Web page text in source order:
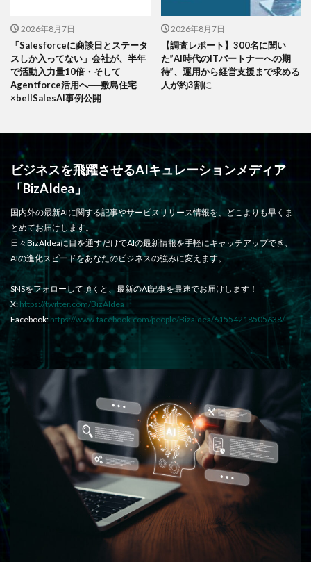
2026年8月7日
「Salesforceに商談日とステータ
スしか入ってない」会社が、半年
で活動入力量10倍・そして
Agentforce活用へ──敷島住宅
×bellSalesAI事例公開
2026年8月7日
【調査レポート】300名に聞い
た”AI時代のITパートナーへの期
待”、運用から経営支援まで求める
人が約3割に
ビジネスを飛躍させるAIキュレーションメディア
「BizAIdea」
国内外の最新AIに関する記事やサービスリリース情報を、どこよりも早くま
とめてお届けします。
日々BizAIdeaに目を通すだけでAIの最新情報を手軽にキャッチアップでき、
AIの進化スピードをあなたのビジネスの強みに変えます。
SNSをフォローして頂くと、最新のAI記事を最速でお届けします！
X: https://twitter.com/BizAIdea
Facebook: https://www.facebook.com/people/Bizaidea/61554218505638/